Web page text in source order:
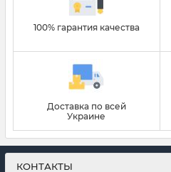
100% гарантия качества
Доставка по всей
Украине
КОНТАКТЫ